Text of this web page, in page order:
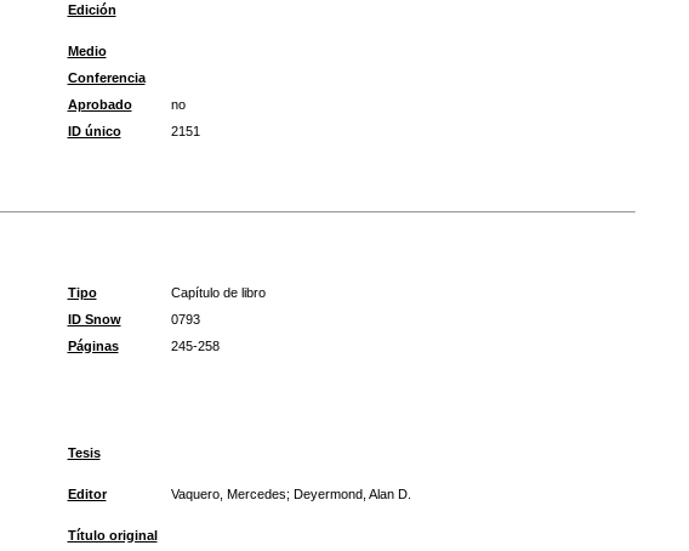
Edición
Medio
Conferencia
Aprobado
no
ID único
2151
Tipo
Capítulo de libro
ID Snow
0793
Páginas
245-258
Tesis
Editor Vaquero, Mercedes; Deyermond, Alan D.
Título original